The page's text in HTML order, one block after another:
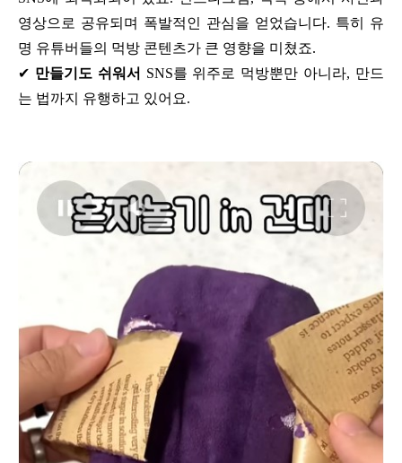
영상으로 공유되며 폭발적인 관심을 얻었습니다. 특히 유
명 유튜버들의 먹방 콘텐츠가 큰 영향을 미쳤죠.
✔ 만들기도 쉬워서 SNS를 위주로 먹방뿐만 아니라, 만드
는 법까지 유행하고 있어요.